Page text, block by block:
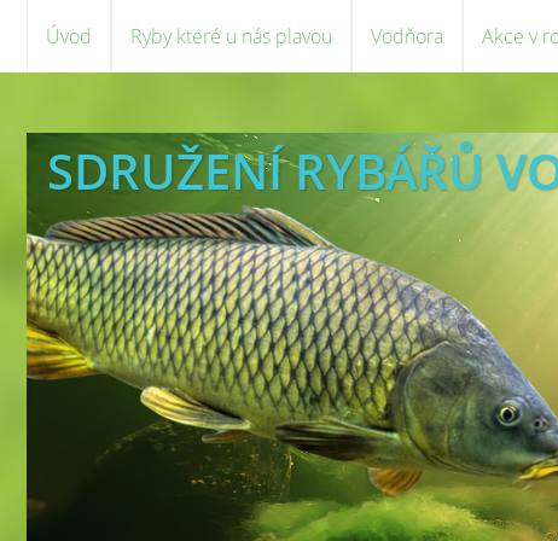
Úvod Ryby které u nás plavou Vodňora Akce v
SDRUŽENÍ RYBÁŘŮ